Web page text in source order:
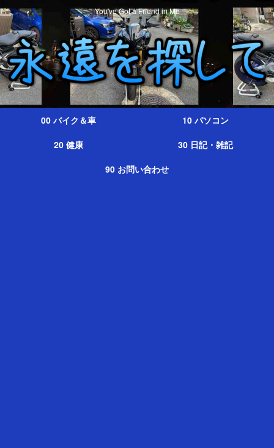
You've Got a Friend in Me
00 バイク＆車
10 パソコン
20 健康
30 日記・雑記
90 お問い合わせ